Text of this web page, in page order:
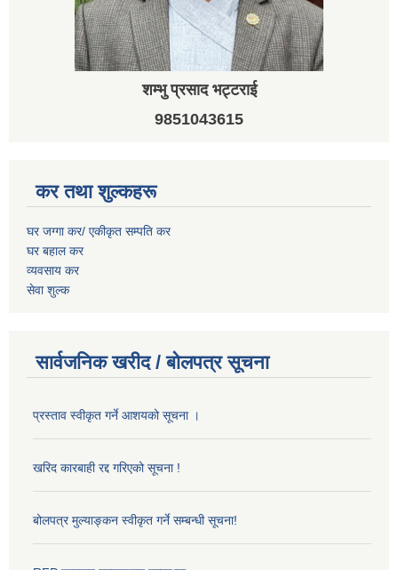
शम्भु प्रसाद भट्टराई
9851043615
कर तथा शुल्कहरू
घर जग्गा कर/ एकीकृत सम्पति कर
घर बहाल कर
व्यवसाय कर
सेवा शुल्क
सार्वजनिक खरीद / बोलपत्र सूचना
प्रस्ताव स्वीकृत गर्ने आशयको सूचना ।
खरिद कारबाही रद्द गरिएको सूचना !
बोलपत्र मुल्याङ्कन स्वीकृत गर्ने सम्बन्धी सूचना!